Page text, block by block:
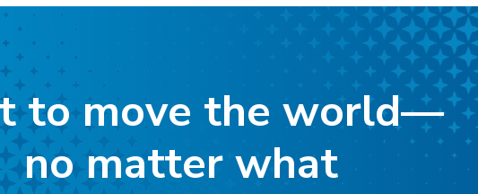
to move the world—
no matter what